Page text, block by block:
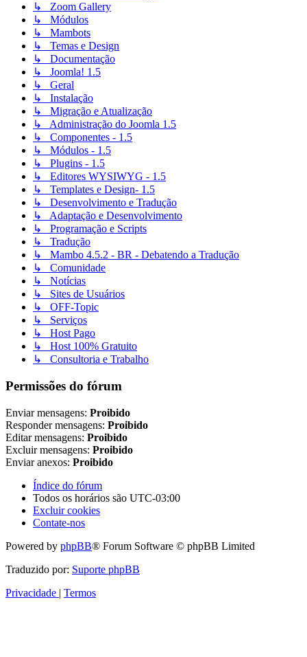
↳ Zoom Gallery
↳ Módulos
↳ Mambots
↳ Temas e Design
↳ Documentação
↳ Joomla! 1.5
↳ Geral
↳ Instalação
↳ Migração e Atualização
↳ Administração do Joomla 1.5
↳ Componentes - 1.5
↳ Módulos - 1.5
↳ Plugins - 1.5
↳ Editores WYSIWYG - 1.5
↳ Templates e Design- 1.5
↳ Desenvolvimento e Tradução
↳ Adaptação e Desenvolvimento
↳ Programação e Scripts
↳ Tradução
↳ Mambo 4.5.2 - BR - Debatendo a Tradução
↳ Comunidade
↳ Notícias
↳ Sites de Usuários
↳ OFF-Topic
↳ Serviços
↳ Host Pago
↳ Host 100% Gratuito
↳ Consultoria e Trabalho
Permissões do fórum
Enviar mensagens: Proibido
Responder mensagens: Proibido
Editar mensagens: Proibido
Excluir mensagens: Proibido
Enviar anexos: Proibido
Índice do fórum
Todos os horários são UTC-03:00
Excluir cookies
Contate-nos
Powered by phpBB® Forum Software © phpBB Limited
Traduzido por: Suporte phpBB
Privacidade | Termos